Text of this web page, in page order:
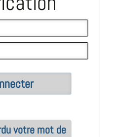
votre mot de